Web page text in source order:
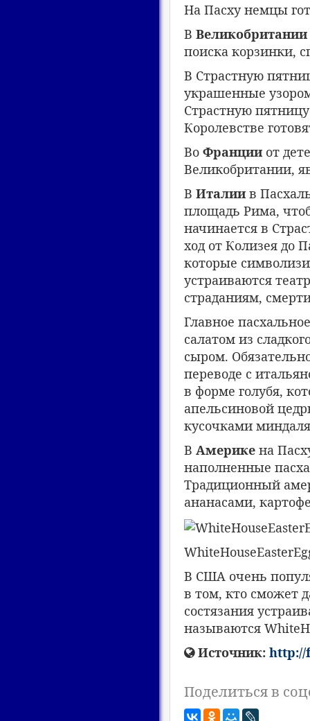
На Пасху немцы
В Великобритании
поиска корзинки,
В Страстную
украшенные
Страстную
Королевстве
Во Францииот
Великобритании,
В Италиив
площадь Рима,
начинается в
ход от Колизея до
которые
устраиваются
страданиям,
Главное
салатом из
сыром.
переводе с
в форме голубя,
апельсиновой
кусочками
В Америке на
наполненные
Традиционный
ананасами,
В США очень
в том, кто сможет
состязания
называются
Источник: http://
Поделиться в